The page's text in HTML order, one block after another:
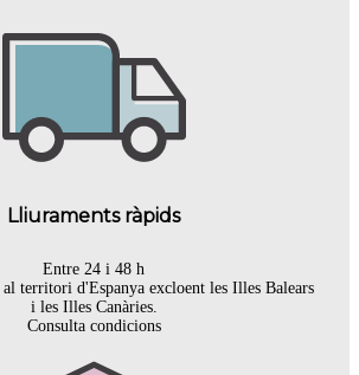
Lliuraments ràpids
Entre 24 i 48 h
al territori d'Espanya excloent les Illes Balears
i les Illes Canàries.
Consulta condicions